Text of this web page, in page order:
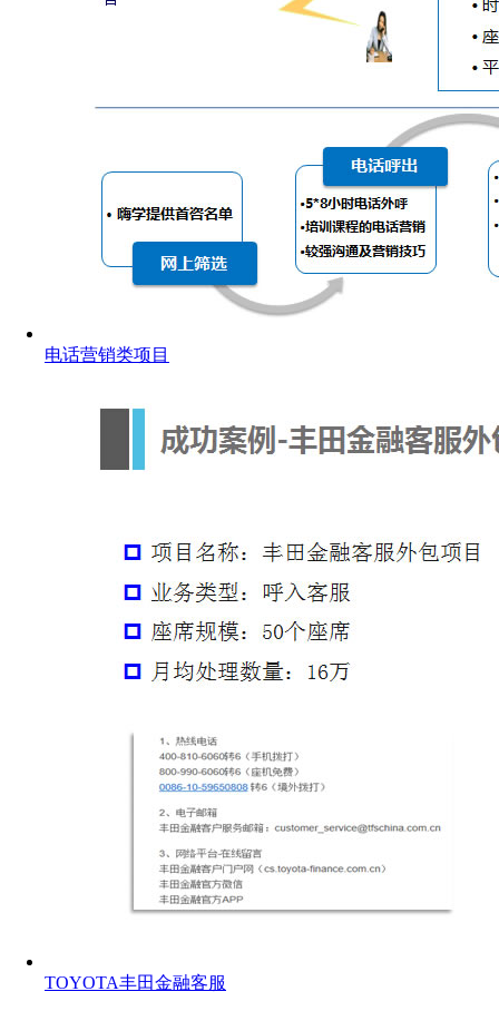
电话营销类项目
TOYOTA丰田金融客服